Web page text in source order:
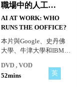
職場中的人工智能：誰在掌控辦公室？
AI AT WORK: WHO
RUNS THE OOFFICE?
本片與Google、史丹佛
大學、牛津大學和IBM的
入探討人工智能對工作的
影響：我們如何確保它增
DVD , VOD
52mins
英